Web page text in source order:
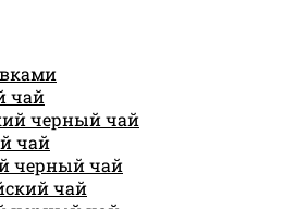
чай
черный чай
чай
черный чай
чай